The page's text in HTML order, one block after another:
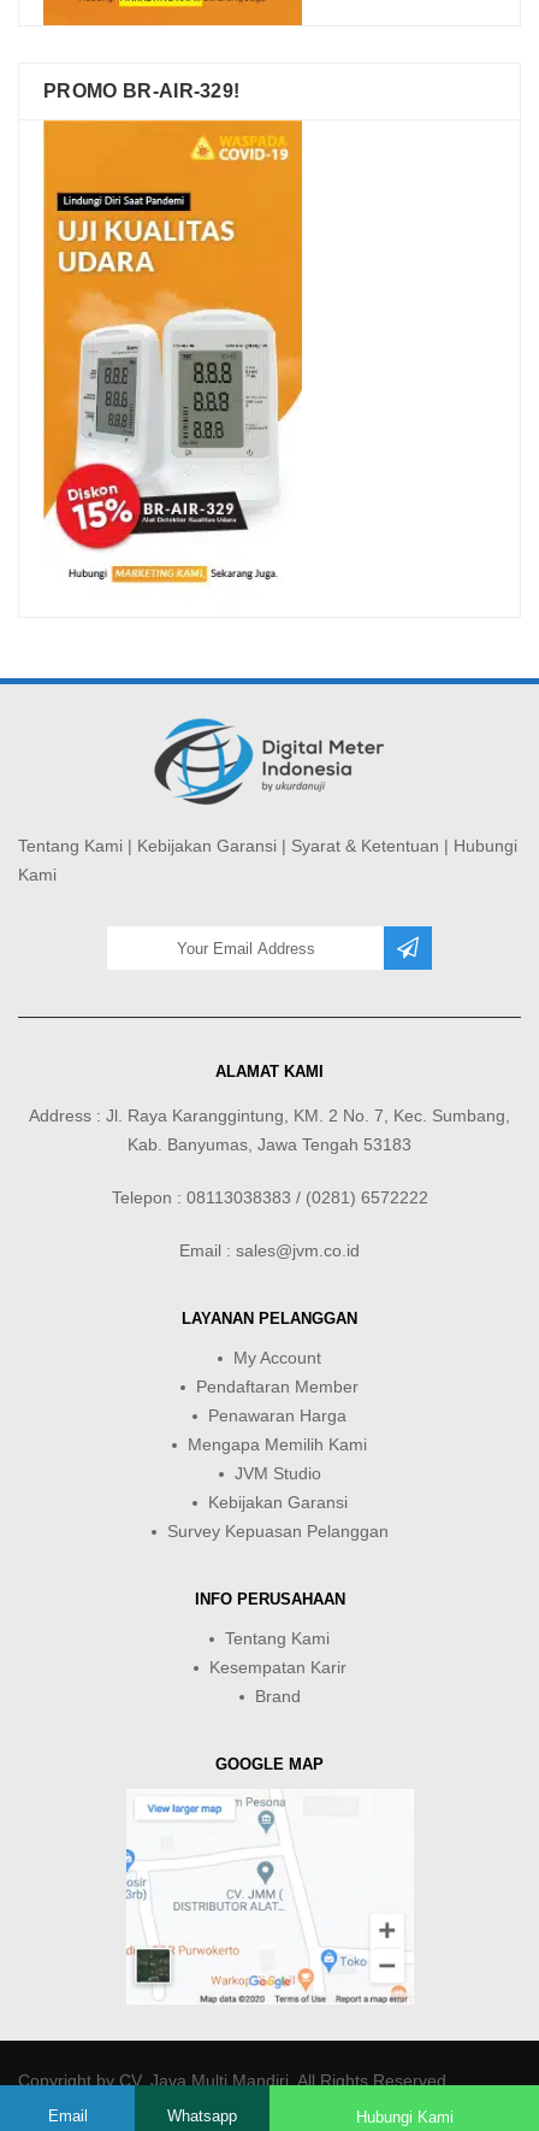
PROMO BR-AIR-329!
Tentang Kami | Kebijakan Garansi | Syarat & Ketentuan | Hubungi
Kami
ALAMAT KAMI
Address : Jl. Raya Karanggintung, KM. 2 No. 7, Kec. Sumbang,
Kab. Banyumas, Jawa Tengah 53183
Telepon : 08113038383 / (0281) 6572222
Email : sales@jvm.co.id
LAYANAN PELANGGAN
My Account
Pendaftaran Member
Penawaran Harga
Mengapa Memilih Kami
JVM Studio
Kebijakan Garansi
Survey Kepuasan Pelanggan
INFO PERUSAHAAN
Tentang Kami
Kesempatan Karir
Brand
GOOGLE MAP
Copyright byCV. Java Multi Mandiri. All Rights Reserved.
Email Whatsapp Hubungi Kami